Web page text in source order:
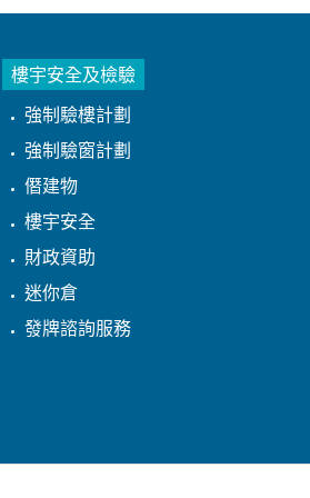
樓宇安全及檢驗
強制驗樓計劃
強制驗窗計劃
僭建物
樓宇安全
財政資助
迷你倉
發牌諮詢服務